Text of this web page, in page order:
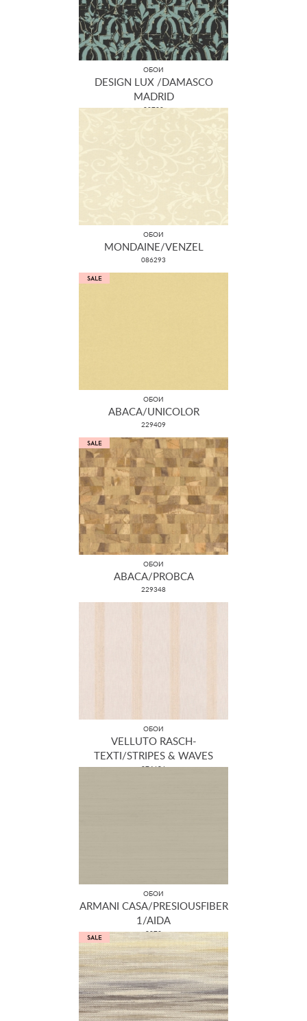
ОБОИ
DESIGN LUX /DAMASCO
MADRID
22700
ОБОИ
MONDAINE/VENZEL
086293
ОБОИ
ABACA/UNICOLOR
229409
ОБОИ
ABACA/PROBCA
229348
ОБОИ
VELLUTO RASCH-
TEXTI/STRIPES & WAVES
074696
ОБОИ
ARMANI CASA/PRESIOUSFIBER
1/AIDA
9073